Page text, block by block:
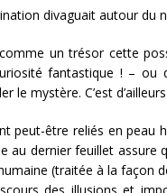
divaguait autour du
un trésor cette
fantastique ! – ou
le mystère. C’est
peut-être reliés en peau
au dernier feuillet
(traitée à la façon